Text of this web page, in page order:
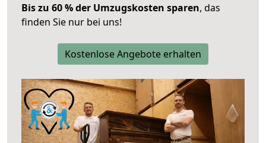
Bis zu 60 % der Umzugskosten sparen, das
finden Sie nur bei uns!
Kostenlose Angebote erhalten